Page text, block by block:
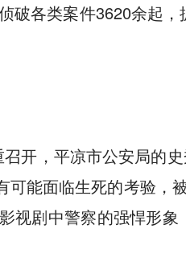
破各类案件3620余起
开，平凉市公安局的
能面临生死的考验，
剧中警察的强悍形